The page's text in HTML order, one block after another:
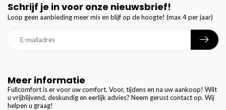
Meer informatie
Fullcomfort is er voor uw comfort. Voor, tijdens en na uw aankoop! Wilt
u vrijblijvend, deskundig en eerlijk advies? Neem gerust contact op. Wij
helpen u graag!
Schrijf je in voor onze nieuwsbrief!
Loop geen aanbieding meer mis en blijf op de hoogte! (max 4 per jaar)